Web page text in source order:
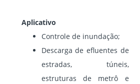
Aplicativo
Controle de inundação;
Descarga de efluentes de
estradas, túneis,
estruturas de metrô e